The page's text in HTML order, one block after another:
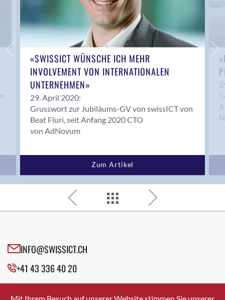
«SWISSICT WÜNSCHE ICH MEHR
INVOLVEMENT VON INTERNATIONALEN
UNTERNEHMEN»
29. April 2020:
Grusswort zur Jubiläums-GV von swissICT von
Beat Fluri, seit Anfang 2020 CTO
von AdNovum
Zum Artikel
INFO@SWISSICT.CH
+41 43 336 40 20
SWISSICT
VULKANSTRASSE 120